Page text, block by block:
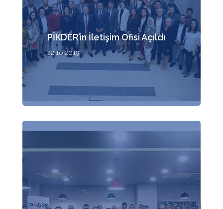
PİKDER’in İletişim Ofisi Açıldı
22.10.2019